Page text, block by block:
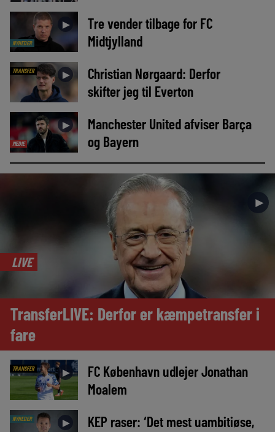
NYHEDER
►
Tre vender tilbage for FC
Midtjylland
TRANSFER ►
Christian Nørgaard: Derfor
skifter jeg til Everton
MEDIE
►
Manchester United afviser Barça
og Bayern
►
LIVE
TransferLIVE: Derfor er kæmpetransfer i
fare
TRANSFER ►
FC København udlejer Jonathan
Moalem
NYHEDER ►
KEP raser: ‘Det mest uambitiøse,